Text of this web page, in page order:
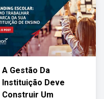
A Gestão Da
Instituição Deve
Construir Um